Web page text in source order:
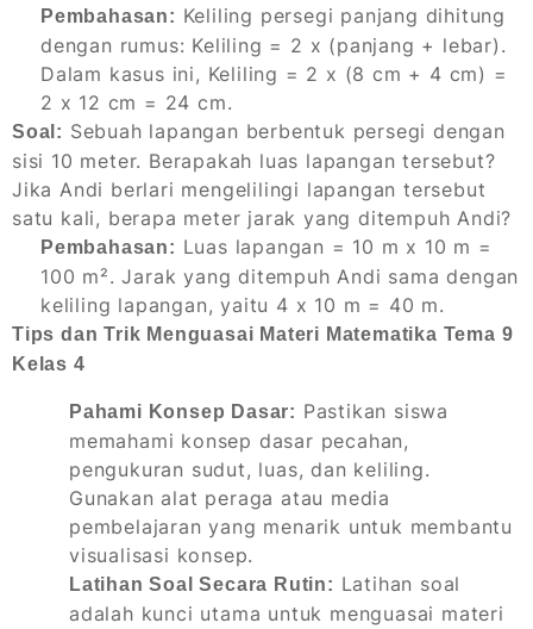
Pembahasan: Keliling persegi panjang dihitung
dengan rumus: Keliling = 2 x (panjang + lebar).
Dalam kasus ini, Keliling = 2 x (8 cm + 4 cm) =
2 x 12 cm = 24 cm.
Soal: Sebuah lapangan berbentuk persegi dengan
sisi 10 meter. Berapakah luas lapangan tersebut?
Jika Andi berlari mengelilingi lapangan tersebut
satu kali, berapa meter jarak yang ditempuh Andi?
Pembahasan: Luas lapangan = 10 m x 10 m =
100 m². Jarak yang ditempuh Andi sama dengan
keliling lapangan, yaitu 4 x 10 m = 40 m.
Tips dan Trik Menguasai Materi Matematika Tema 9
Kelas 4
Pahami Konsep Dasar: Pastikan siswa
memahami konsep dasar pecahan,
pengukuran sudut, luas, dan keliling.
Gunakan alat peraga atau media
pembelajaran yang menarik untuk membantu
visualisasi konsep.
Latihan Soal Secara Rutin: Latihan soal
adalah kunci utama untuk menguasai materi